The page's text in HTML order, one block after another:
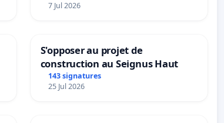
7 Jul 2026
S'opposer au projet de
construction au Seignus Haut
143 signatures
25 Jul 2026